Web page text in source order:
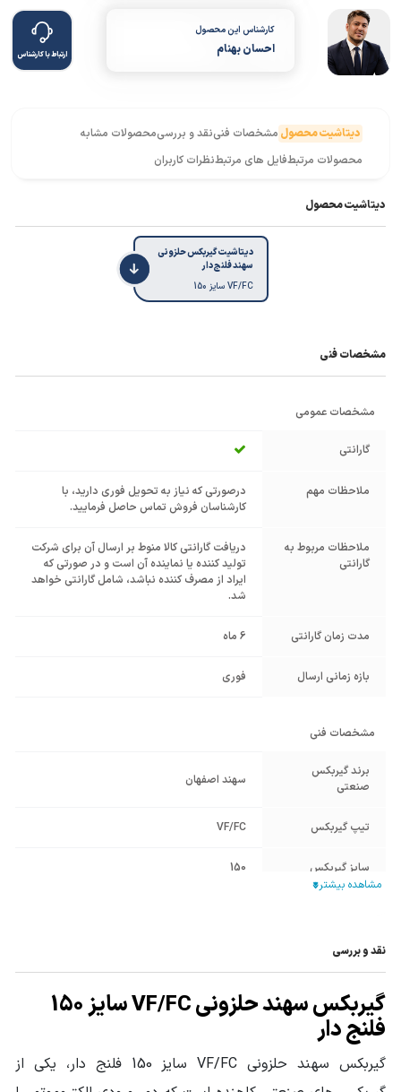
کارشناس این محصول
احسان بهنام ارتباط با کارشناس
دیتاشیت محصول مشخصات فنینقد و بررسیمحصولات مشابه
محصولات مرتبطفایل های مرتبطنظرات کاربران
دیتاشیت محصول
دیتاشیت گیربکس حلزونی
سهند فلنج دار
VF/FC سایز 150
مشخصات فنی
مشخصات عمومی
گارانتی
ملاحظات مهم
درصورتی که نیاز به تحویل فوری دارید، با
کارشناسان فروش تماس حاصل فرمایید.
ملاحظات مربوط به
گارانتی
دریافت گارانتی کالا منوط بر ارسال آن برای شرکت
تولید کننده یا نماینده آن است و در صورتی که
ایراد از مصرف کننده نباشد، شامل گارانتی خواهد
شد.
مدت زمان گارانتی 6 ماه
بازه زمانی ارسال فوری
مشخصات فنی
برند گیربکس
صنعتی
سهند اصفهان
تیپ گیربکس VF/FC
سایز گیربکس 150
35
فریم الکتروموتور
معادل
جنس پوسته
نقد و بررسی
گیربکس سهند حلزونی VF/FC سایز 150
فلنج دار
گیربکس سهند حلزونی VF/FC سایز 150 فلنج دار، یکی از